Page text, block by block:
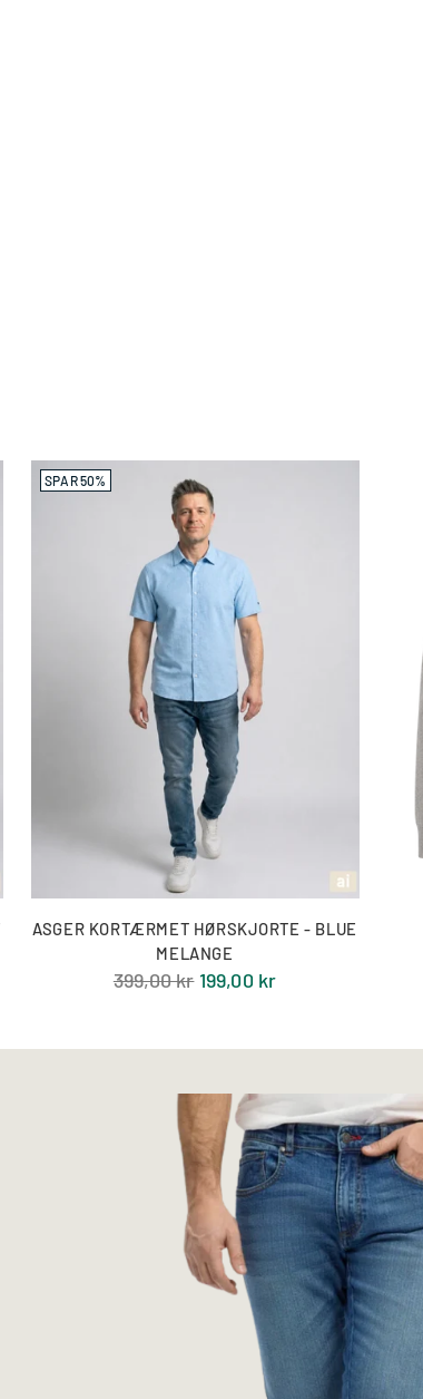
SPAR 50%
ASGER KORTÆRMET HØRSKJORTE - BLUE
MELANGE
Normal
399,00 kr 199,00 kr